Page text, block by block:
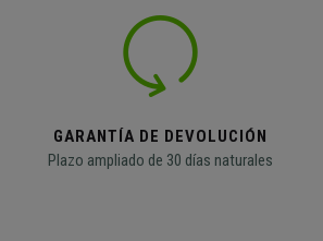
GARANTÍA DE DEVOLUCIÓN
Plazo ampliado de 30 días naturales